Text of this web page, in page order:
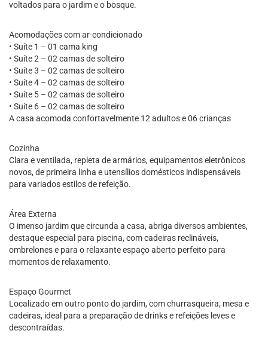
voltados para o jardim e o bosque.
Acomodações com ar-condicionado
• Suíte 1 – 01 cama king
• Suíte 2 – 02 camas de solteiro
• Suíte 3 – 02 camas de solteiro
• Suíte 4 – 02 camas de solteiro
• Suíte 5 – 02 camas de solteiro
• Suíte 6 – 02 camas de solteiro
A casa acomoda confortavelmente 12 adultos e 06 crianças
Cozinha
Clara e ventilada, repleta de armários, equipamentos eletrônicos
novos, de primeira linha e utensílios domésticos indispensáveis
para variados estilos de refeição.
Área Externa
O imenso jardim que circunda a casa, abriga diversos ambientes,
destaque especial para piscina, com cadeiras reclináveis,
ombrelones e para o relaxante espaço aberto perfeito para
momentos de relaxamento.
Espaço Gourmet
Localizado em outro ponto do jardim, com churrasqueira, mesa e
cadeiras, ideal para a preparação de drinks e refeições leves e
descontraídas.